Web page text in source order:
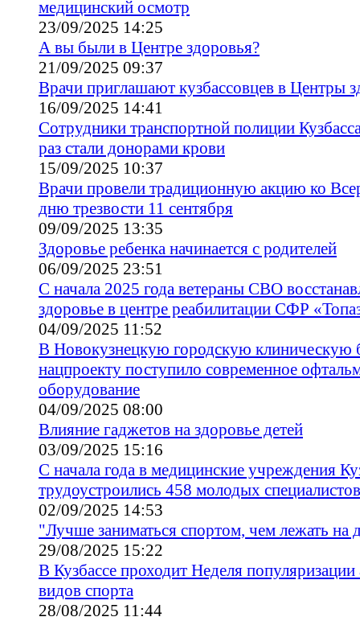
медицинский осмотр
23/09/2025 14:25
А вы были в Центре здоровья?
21/09/2025 09:37
Врачи приглашают кузбассовцев в Центры
16/09/2025 14:41
Сотрудники транспортной полиции
раз стали донорами крови
15/09/2025 10:37
Врачи провели традиционную акцию ко
дню трезвости 11 сентября
09/09/2025 13:35
Здоровье ребенка начинается с родителей
06/09/2025 23:51
С начала 2025 года ветераны СВО
здоровье в центре реабилитации СФР
04/09/2025 11:52
В Новокузнецкую городскую клиническую
нацпроекту поступило современное
оборудование
04/09/2025 08:00
Влияние гаджетов на здоровье детей
03/09/2025 15:16
С начала года в медицинские учреждения
трудоустроились 458 молодых специалистов
02/09/2025 14:53
"Лучше заниматься спортом, чем лежать на
29/08/2025 15:22
В Кузбассе проходит Неделя
видов спорта
28/08/2025 11:44